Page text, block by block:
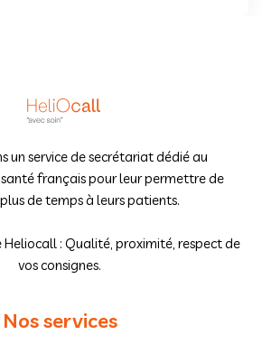
un service de secrétariat dédié au
français pour leur permettre de
de temps à leurs patients.
Heliocall : Qualité, proximité, respect de
vos consignes.
Nos services